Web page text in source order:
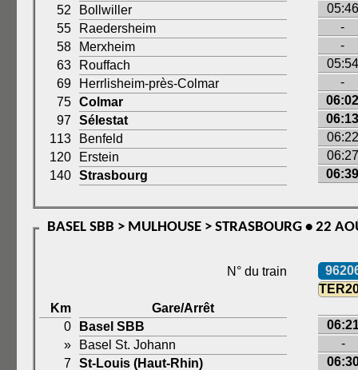
52
Bollwiller
05:46
55
Raedersheim
-
58
Merxheim
-
63
Rouffach
05:54
69
Herrlisheim-près-Colmar
-
75 Colmar
06:02
97
Sélestat
06:13
113
Benfeld
06:22
120
Erstein
06:27
140 Strasbourg 06:39
BASEL SBB > MULHOUSE > STRASBOURG • 22
N° du train
Km
Gare/Arrêt
0
Basel SBB
»
Basel St. Johann
-
7
St-Louis (Haut-Rhin)